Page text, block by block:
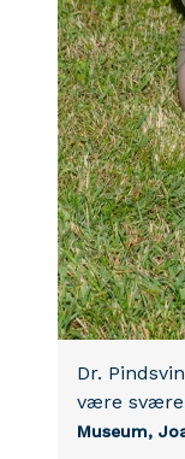
Dr.
være svære
Museum,